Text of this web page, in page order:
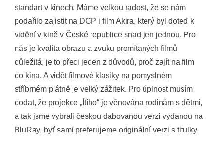
standart v kinech. Máme velkou radost, že se nám
podařilo zajistit na DCP i film Akira, který byl doteď k
vidění v kině v České republice snad jen jednou. Pro
nás je kvalita obrazu a zvuku promítaných filmů
důležitá, je to přeci jeden z důvodů, proč zajít na film
do kina. A vidět filmové klasiky na pomyslném
stříbrném plátně je velký zážitek. Pro úplnost musím
dodat, že projekce „Ítího“ je věnována rodinám s dětmi,
a tak jsme vybrali českou dabovanou verzi vydanou na
BluRay, byť sami preferujeme originální verzi s titulky.